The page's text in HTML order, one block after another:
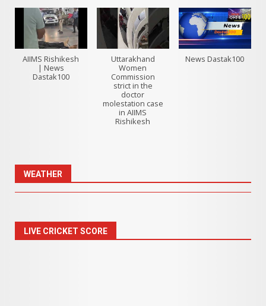
AIIMS Rishikesh
| News
Dastak100
Uttarakhand
Women
Commission
strict in the
doctor
molestation case
in AIIMS
Rishikesh
News Dastak100
WEATHER
LIVE CRICKET SCORE